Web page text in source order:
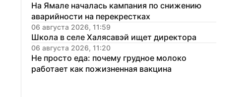
На Ямале началась кампания по снижению
аварийности на перекрестках
06 августа 2026, 11:59
Школа в селе Халясавэй ищет директора
06 августа 2026, 11:20
Не просто еда: почему грудное молоко
работает как пожизненная вакцина